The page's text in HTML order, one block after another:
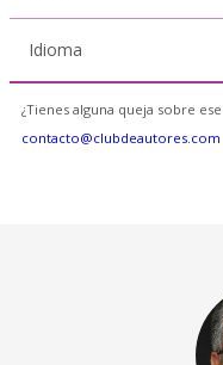
Idioma
¿Tienes alguna queja sobre
contacto@clubdeautores.com